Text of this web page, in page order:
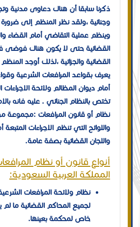
ذكرنا سابقا أن هناك دعاوى مدنية
وجنائية ،ولقد نظر المنظم إلى
وينظم عملية التقاضي أمام القضاء
القضائية حتى لا يكون هناك فوضى
القضائية والجزائية ،لذلك أوجد
يعرف بقواعد المرافعات الشرعية
أمام ديوان المظالم ولائحة الاجراءات
تختص بالنظام الجنائي . عليه فإنه
نظام أو قانون المرافعات :مجموعة
واللوائح التي تنظم الاجراءات المتبعة
واللجان القضائية بصفة عامة.
أنواع قانون أو نظام
المملكة العربية السعودية:
نظام ولائحة المرافعات
لجميع المحاكم القضائية ما
خاص لمحكمة بعينها.